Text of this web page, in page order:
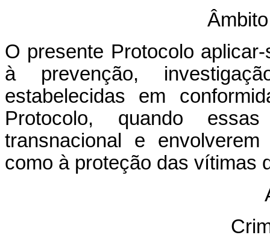
O presente Protocolo
à prevenção,
estabelecidas em
Protocolo, quando
transnacional e
como à proteção das vítimas